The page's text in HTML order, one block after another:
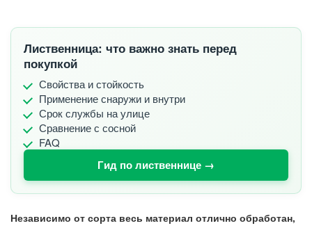
Лиственница: что важно знать перед
покупкой
Свойства и стойкость
Применение снаружи и внутри
Срок службы на улице
Сравнение с сосной
FAQ
Гид по лиственнице →
Независимо от сорта весь материал отлично обработан,